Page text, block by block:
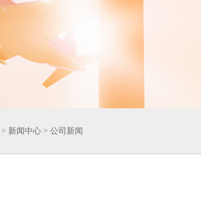
> 新闻中心 > 公司新闻